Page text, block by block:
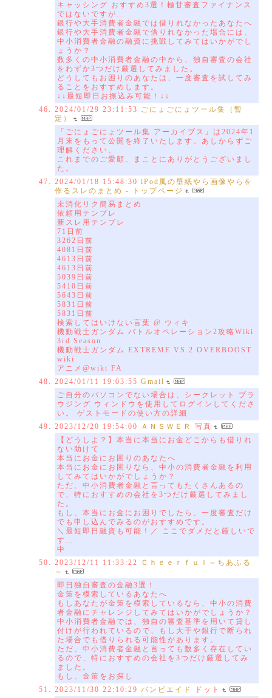
キャッシング おすすめ3選！極甘審査ファイナンス
ではないですが…
銀行や大手消費者金融では借りれなかったあなたへ
銀行や大手消費者金融で借りれなかった場合には、
中小消費者金融の融資に挑戦してみてはいかがでし
ょうか？
数多くの中小消費者金融の中から、独自審査の会社
をわずか3つだけ厳選してみました。
どうしてもお困りのあなたは、一度審査を試してみ
ることをおすすめします。
↓↓最短即日お振込み可能！↓↓
2024/01/29 23:11:53 ごにょごにょツール集（暫
定）
「ごにょごにょツール集 アーカイブス」は2024年1
月末をもって公開を終了いたします。あしからずご
理解ください。
これまでのご愛顧、まことにありがとうございまし
た。
2024/01/18 15:48:30 iPod風の壁紙やら画像やらを
作るスレのまとめ - トップページ
未消化リク簡易まとめ
依頼用テンプレ
新スレ用テンプレ
71日前
3262日前
4081日前
4613日前
4613日前
5039日前
5410日前
5643日前
5831日前
5831日前
検索してはいけない言葉 @ ウィキ
機動戦士ガンダム バトルオペレーション2攻略Wiki
3rd Season
機動戦士ガンダム EXTREME VS.2 OVERBOOST
wiki
アニメ@wiki FA
2024/01/11 19:03:55 Gmail
ご自分のパソコンでない場合は、シークレット ブラ
ウジング ウィンドウを使用してログインしてくださ
い。 ゲストモードの使い方の詳細
2023/12/20 19:54:00
ＡＮＳＷＥＲ
写真
【どうしよ？】本当に本当にお金どこからも借りれ
ない助けて
本当にお金にお困りのあなたへ
本当にお金にお困りなら、中小の消費者金融を利用
してみてはいかがでしょうか？
ただ、中小消費者金融と言ってもたくさんあるの
で、特におすすめの会社を3つだけ厳選してみまし
た。
もし、本当にお金にお困りでしたら、一度審査だけ
でも申し込んでみるのがおすすめです。
＼最短即日融資も可能！／ ここでダメだと厳しいで
す…
中
2023/12/11 11:33:22
Ｃｈｅｅｒｆｕｌ～ちあふる
～
即日独自審査の金融3選！
金策を模索しているあなたへ
もしあなたが金策を模索しているなら、中小の消費
者金融にチャレンジしてみてはいかがでしょうか？
中小消費者金融では、独自の審査基準を用いて貸し
付けが行われているので、もし大手や銀行で断られ
た場合でも借りられる可能性があります。
ただ、中小消費者金融と言っても数多く存在してい
るので、特におすすめの会社を3つだけ厳選してみ
ました。
もし、金策をお探し
2023/11/30 22:10:29 バンビエイド
ドット